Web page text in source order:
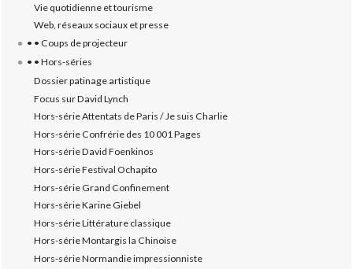
Vie quotidienne et tourisme
Web, réseaux sociaux et presse
• • Coups de projecteur
• • Hors-séries
Dossier patinage artistique
Focus sur David Lynch
Hors-série Attentats de Paris / Je suis Charlie
Hors-série Confrérie des 10 001 Pages
Hors-série David Foenkinos
Hors-série Festival Ochapito
Hors-série Grand Confinement
Hors-série Karine Giebel
Hors-série Littérature classique
Hors-série Montargis la Chinoise
Hors-série Normandie impressionniste